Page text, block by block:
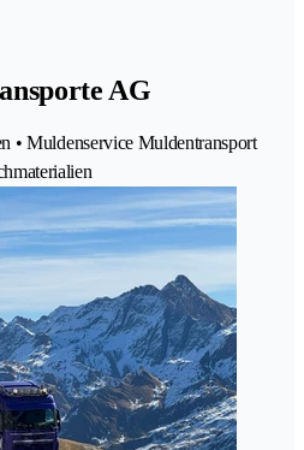
AG
• Muldenservice Muldentransport